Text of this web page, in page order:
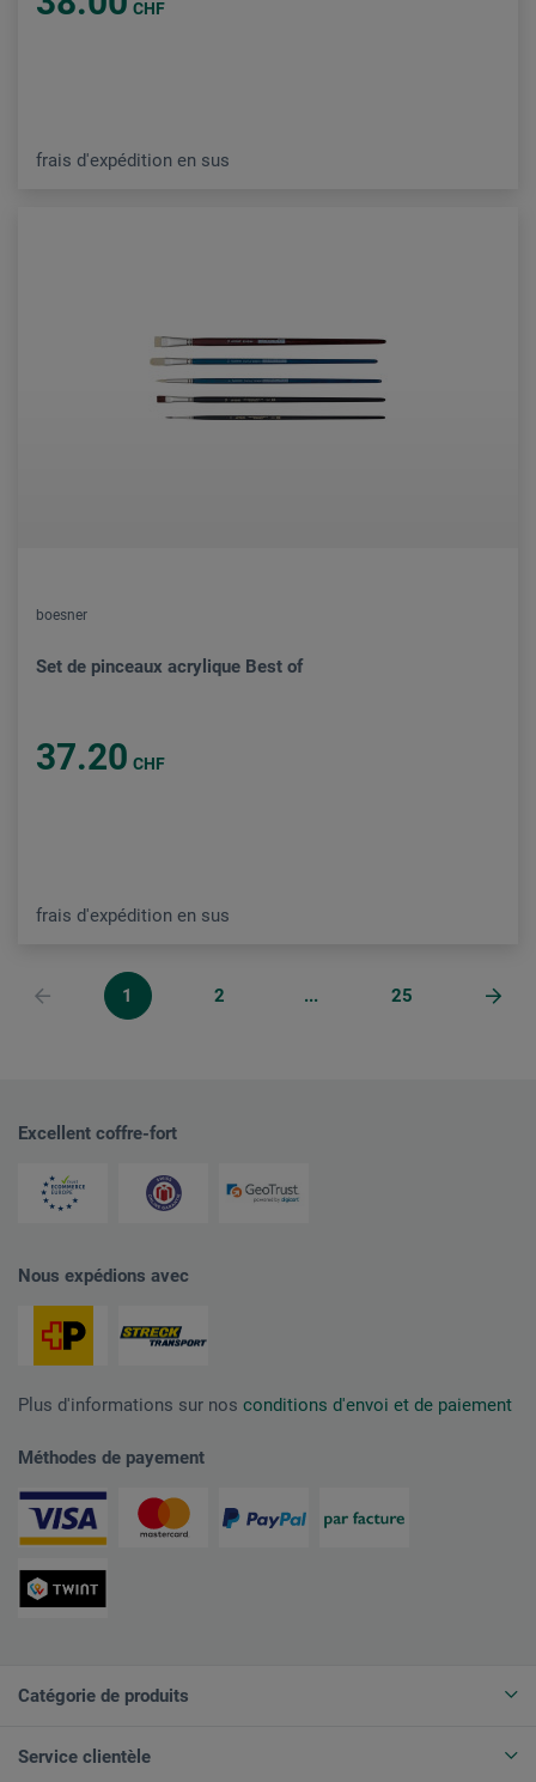
CHF
frais d'expédition en sus
boesner
Set de pinceaux acrylique Best of
37.20 CHF
frais d'expédition en sus
1 2 ... 25
Excellent coffre-fort
Nous expédions avec
Plus d'informations sur nos conditions d'envoi et de paiement
Méthodes de payement
Catégorie de produits
Service clientèle